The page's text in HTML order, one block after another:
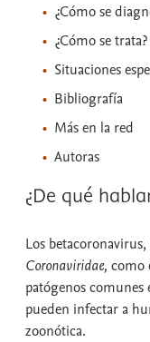
¿Cómo se
¿Cómo se trata?
Situaciones
Bibliografía
Más en la red
Autoras
¿De qué
Los
Coronaviridae, como
patógenos comunes
pueden infectar a
zoonótica.